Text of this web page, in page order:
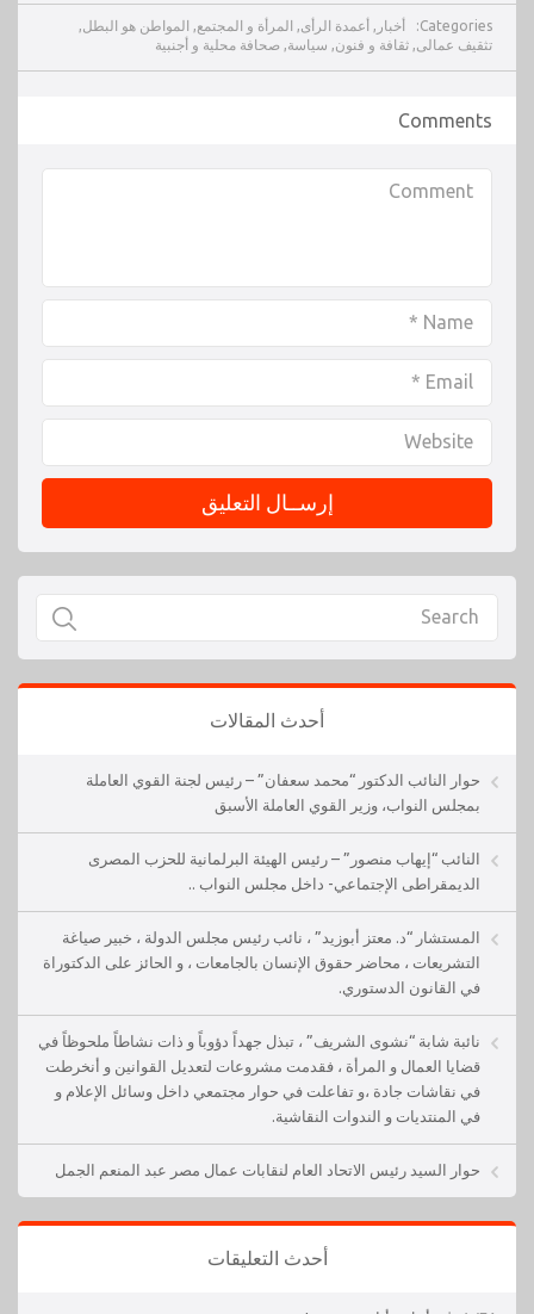
Categories: أخبار , أعمدة الرأى, المرأة و المجتمع, المواطن هو البطل,
تثقيف عمالى, ثقافة و فنون, سياسة, صحافة محلية و أجنبية
Comments
أحدث المقالات
حوار النائب الدكتور “محمد سعفان” – رئيس لجنة القوي العاملة
بمجلس النواب، وزير القوي العاملة الأسبق
النائب “إيهاب منصور” – رئيس الهيئة البرلمانية للحزب المصرى
الديمقراطى الإجتماعي- داخل مجلس النواب ..
المستشار “د. معتز أبوزيد” ، نائب رئيس مجلس الدولة ، خبير صياغة
التشريعات ، محاضر حقوق الإنسان بالجامعات ، و الحائز على الدكتوراة
في القانون الدستوري.
نائبة شابة “نشوى الشريف” ، تبذل جهداً دؤوباً و ذات نشاطاً ملحوظاً في
قضايا العمال و المرأة ، فقدمت مشروعات لتعديل القوانين و أنخرطت
في نقاشات جادة ،و تفاعلت في حوار مجتمعي داخل وسائل الإعلام و
في المنتديات و الندوات النقاشية.
حوار السيد رئيس الاتحاد العام لنقابات عمال مصر عبد المنعم الجمل
أحدث التعليقات